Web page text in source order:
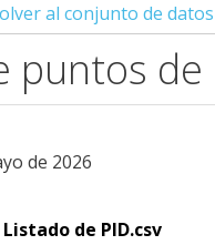
al conjunto de datos
puntos
de 2026
Listado de PID.csv